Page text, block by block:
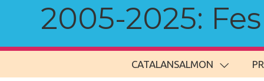
2005-2025:
CATALANSALMON